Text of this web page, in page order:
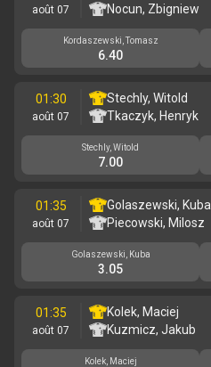
août 07
Nocun, Zbigniew
Kordaszewski, Tomasz
6.40
01:30
août 07
Stechly, Witold
Tkaczyk, Henryk
Stechly, Witold
7.00
01:35
août 07
Golaszewski, Kuba
Piecowski, Milosz
Golaszewski, Kuba
3.05
01:35
août 07
Kolek, Maciej
Kuzmicz, Jakub
Kolek, Maciej